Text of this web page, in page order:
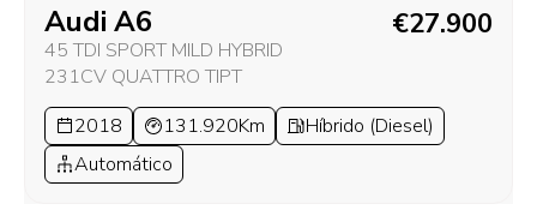
Audi A6
45 TDI SPORT MILD HYBRID
231CV QUATTRO TIPT
€27.900
2018 131.920Km
Híbrido (Diesel)
Automático